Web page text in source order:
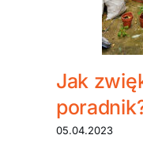
Jak
05.04.2023